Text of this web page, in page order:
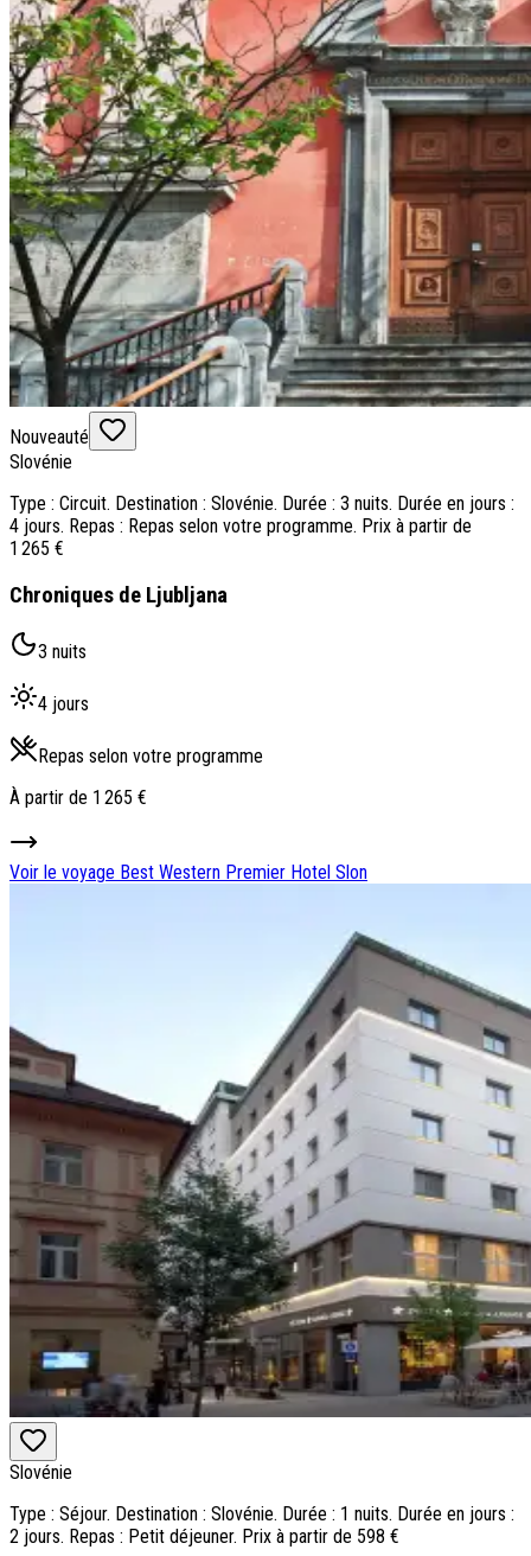
Nouveauté
Slovénie
Type : Circuit. Destination : Slovénie. Durée : 3 nuits. Durée en jours :
4 jours. Repas : Repas selon votre programme. Prix à partir de
1 265 €
Chroniques de Ljubljana
3 nuits
4 jours
Repas selon votre programme
À partir de 1 265 €
Voir le voyage Best Western Premier Hotel Slon
Slovénie
Type : Séjour. Destination : Slovénie. Durée : 1 nuits. Durée en jours :
2 jours. Repas : Petit déjeuner. Prix à partir de 598 €